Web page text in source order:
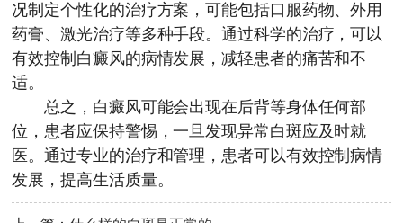
况制定个性化的治疗方案，可能包括口服药物、外用
药膏、激光治疗等多种手段。通过科学的治疗，可以
有效控制白癜风的病情发展，减轻患者的痛苦和不
适。
总之，白癜风可能会出现在后背等身体任何部
位，患者应保持警惕，一旦发现异常白斑应及时就
医。通过专业的治疗和管理，患者可以有效控制病情
发展，提高生活质量。